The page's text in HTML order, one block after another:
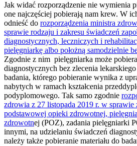
Jak widać rozporządzenie nie wymienia
one najczęściej pobierają nam krew. W
odnieść do rozporządzenia ministra
sprawie rodzaju i zakresu świadczeń
diagnostycznych, leczniczych i
pielęgniarkę albo położną samodzielnie
Zgodnie z nim pielęgniarka może
diagnostycznych bez zlecenia
badania, którego pobieranie wynika z
nabytych w ramach kształcenia
podyplomowego. Tak samo zgodnie
zdrowia z 27 listopada 2019 r. w sprawie
podstawowej opieki zdrowotnej,
zdrowotnej (POZ), zadania pielęgniarki
innymi, na udzielaniu świadczeń
należy także pobieranie materiału do